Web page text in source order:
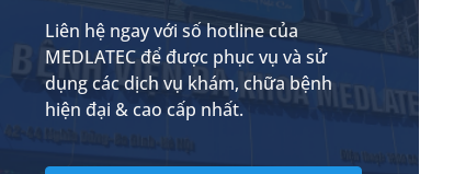
Liên hệ ngay với số hotline của
MEDLATEC để được phục vụ và sử
dụng các dịch vụ khám, chữa bệnh
hiện đại & cao cấp nhất.